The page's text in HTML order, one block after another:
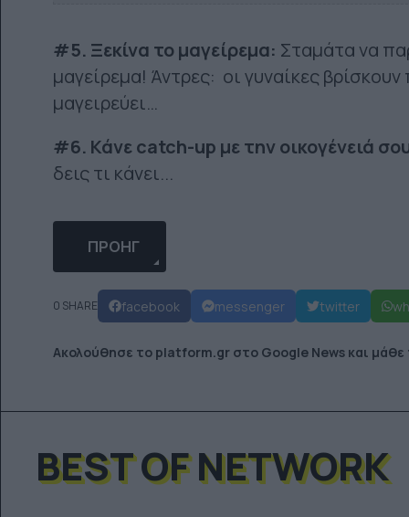
#5. Ξεκίνα το μαγείρεμα: Σταμάτα να
μαγείρεμα! Άντρες: οι γυναίκες
μαγειρεύει…
#6. Κάνεcatch-up με την οικογένειά
δεις τι κάνει...
ΠΡΟΗΓΟΎΜΕΝΟ ΆΡΘΡΟ: ΠΏΣ ΤΑ EMOJIS
ΠΡΟΗΓ
0 SHARE facebook messenger twitter
Ακολούθησε το platform.gr στο Google News και
BEST OF NETWORK